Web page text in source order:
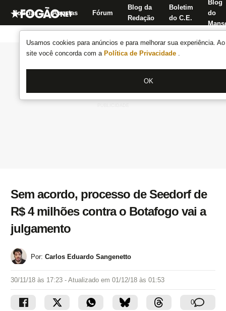
Usamos cookies para anúncios e para melhorar sua experiência.
site você concorda com a Política de Privacidade .
OK
Notícias Apostas Fórum
Blog da
Redação
Boletim
do C.E.
Blog
do
Sem acordo, processo de Seedorf de
R$ 4 milhões contra o Botafogo vai a
julgamento
Por: Carlos Eduardo Sangenetto
30/11/18 às 17:23 - Atualizado em 01/12/18 às 01:53
0